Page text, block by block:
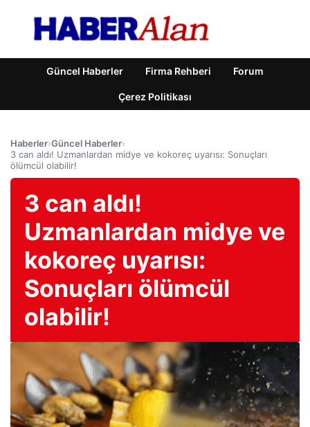
Güncel Haberler Firma Rehberi Forum
Çerez Politikası
Haberler›Güncel Haberler›
3 can aldı! Uzmanlardan midye ve kokoreç uyarısı: Sonuçları
ölümcül olabilir!
3 can aldı!
Uzmanlardan midye ve
kokoreç uyarısı:
Sonuçları ölümcül
olabilir!